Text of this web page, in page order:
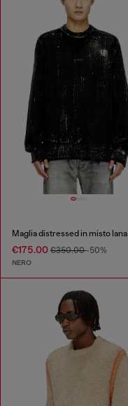
Maglia distressed in misto lana
€175.00 €350.00-50%
NERO